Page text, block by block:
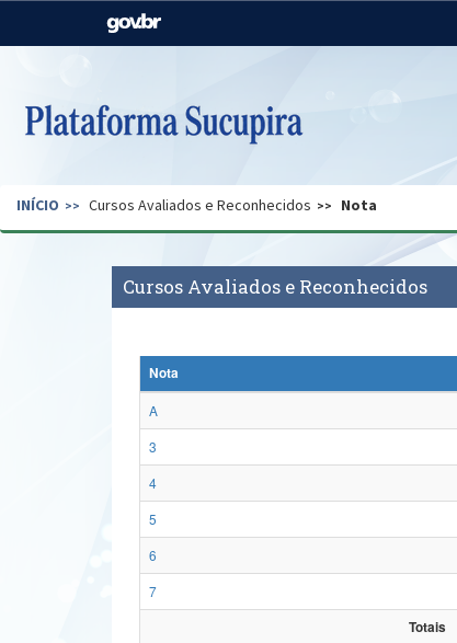
Casa Civil
Pecuária e Abastecimento
Secretaria de Governo Gabinete de Segurança
INÍCIO Cursos Avaliados e Reconhecidos Nota
Cursos Avaliados e Reconhecidos
Nota
A
3
4
5
6
7
Totais